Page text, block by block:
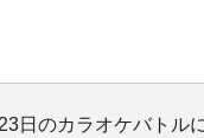
日のカラオケバトル